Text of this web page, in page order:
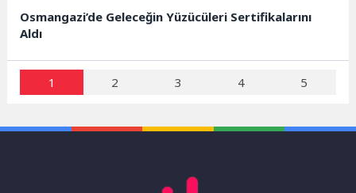
Osmangazi’de Geleceğin Yüzücüleri Sertifikalarını
Aldı
1 2 3 4 5